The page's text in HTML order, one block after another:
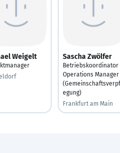
Weigelt Sascha Zwölfer
Operations Manager
egung)
Frankfurt am Main